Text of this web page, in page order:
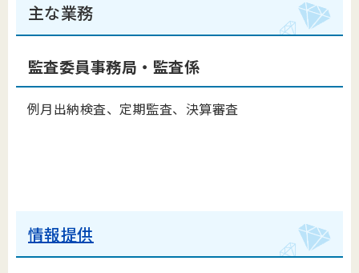
主な業務
監査委員事務局・監査係
例月出納検査、定期監査、決算審査
情報提供